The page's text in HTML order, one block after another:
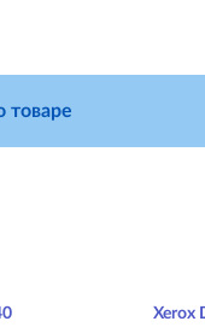
товаре
Xerox